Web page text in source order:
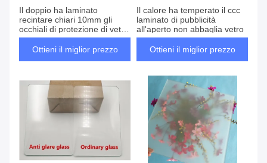
Il doppio ha laminato
recintare chiari 10mm gli
occhiali di protezione di vetro
8mm
Ottieni il miglior prezzo
Il calore ha temperato il ccc
laminato di pubblicità
all'aperto non abbaglia vetro
Ottieni il miglior prezzo